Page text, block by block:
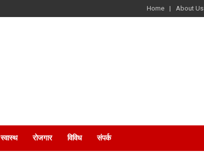
Home About Us
स्वास्थ रोजगार विविध संपर्क